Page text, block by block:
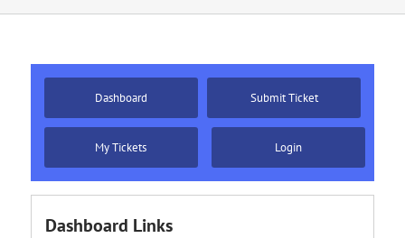
Dashboard Submit Ticket
My Tickets Login
Dashboard Links